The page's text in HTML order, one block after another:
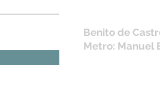
Benito de
Metro: Manuel